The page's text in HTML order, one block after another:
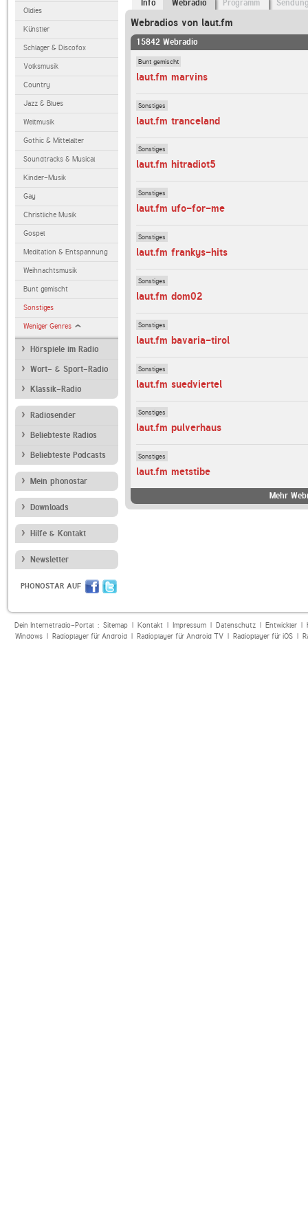
Oldies
Künstler
Schlager & Discofox
Volksmusik
Country
Jazz & Blues
Weltmusik
Gothic & Mittelalter
Soundtracks & Musical
Kinder-Musik
Gay
Christliche Musik
Gospel
Meditation & Entspannung
Weihnachtsmusik
Bunt gemischt
Sonstiges
Weniger Genres
Hörspiele im Radio
Wort- & Sport-Radio
Klassik-Radio
Radiosender
Beliebteste Radios
Beliebteste Podcasts
Mein phonostar
Downloads
Hilfe & Kontakt
Newsletter
PHONOSTAR AUF
Info Webradio Programm
Webradios von laut.fm
15842 Webradio
Bunt gemischt
laut.fm marvins
Sonstiges
laut.fm tranceland
Sonstiges
laut.fm hitradiot5
Sonstiges
laut.fm ufo-for-me
Sonstiges
laut.fm frankys-hits
Sonstiges
laut.fm dom02
Sonstiges
laut.fm bavaria-tirol
Sonstiges
laut.fm suedviertel
Sonstiges
laut.fm pulverhaus
Sonstiges
laut.fm metstibe
Mehr
Dein Internetradio-Portal : Sitemap| Kontakt| Impressum| Datenschutz| Entwickler|
Windows| Radioplayer für Android| Radioplayer für Android TV| Radioplayer für iOS|